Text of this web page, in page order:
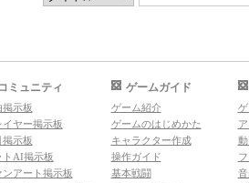
コミュニティ
掲示板
イヤー掲示板
掲示板
トAI掲示板
ンアート掲示板
ゲームガイド
ゲーム紹介
ゲームのはじめかた
キャラクター作成
操作ガイド
基本戦闘